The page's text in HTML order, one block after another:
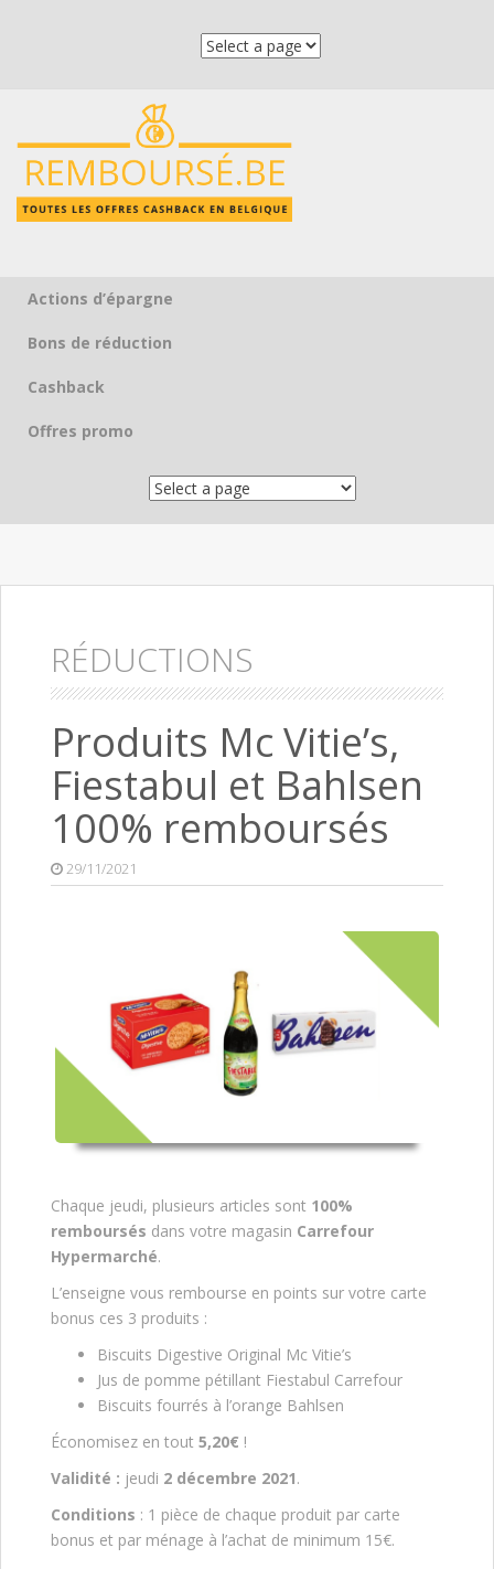
Skip to content
Actions d’épargne
Bons de réduction
Cashback
Offres promo
RÉDUCTIONS
Produits Mc Vitie’s,
Fiestabul et Bahlsen
100% remboursés
29/11/2021
Chaque jeudi, plusieurs articles sont 100%
remboursés dans votre magasin Carrefour
Hypermarché.
L’enseigne vous rembourse en points sur votre carte
bonus ces 3 produits :
Biscuits Digestive Original Mc Vitie’s
Jus de pomme pétillant Fiestabul Carrefour
Biscuits fourrés à l’orange Bahlsen
Économisez en tout 5,20€ !
Validité : jeudi 2 décembre 2021.
Conditions : 1 pièce de chaque produit par carte
bonus et par ménage à l’achat de minimum 15€.